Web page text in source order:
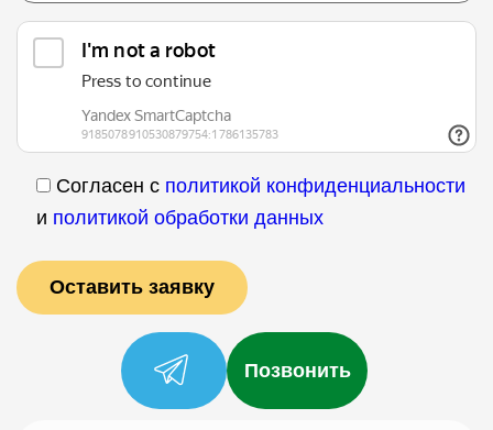
Согласен с политикой конфиденциальности
и политикой обработки данных
Позвонить